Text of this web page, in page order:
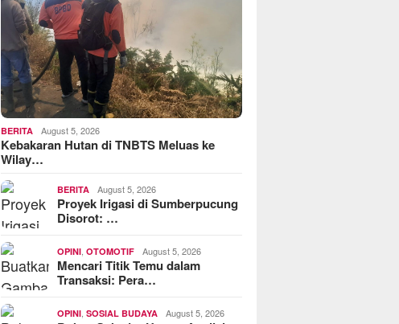
BERITA August 5, 2026
Kebakaran Hutan di TNBTS Meluas ke
Wilay…
BERITA August 5, 2026
Proyek Irigasi di Sumberpucung
Disorot: …
OPINI ,OTOMOTIF August 5, 2026
Mencari Titik Temu dalam
Transaksi: Pera…
OPINI ,SOSIAL BUDAYA August 5, 2026